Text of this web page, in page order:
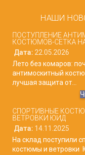
НАШИ
ПОСТУПЛЕНИЕ
КОСТЮМОВ-СЕТКА
Дата: 22.05.2026
Лето без комаров:
антимоскитный
лучшая защита от...
СПОРТИВНЫЕ
ВЕТРОВКИ ЮИД
Дата: 14.11.2025
На склад поступили
костюмы и